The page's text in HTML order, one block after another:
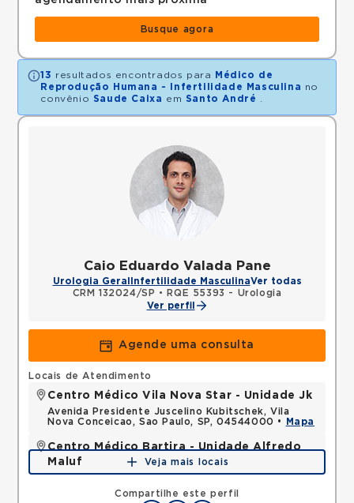
Busque agora
13 resultados encontrados para
Médico de
Reprodução Humana - Infertilidade Masculina no
convênio Saude Caixa em Santo André
Caio Eduardo Valada Pane
Urologia Geral Infertilidade MasculinaVer todas
CRM 132024/SP •
RQE 55393 - Urologia
Ver perfil
Agende uma consulta
Compartilhe este perfil
Locais de Atendimento
Centro Médico Vila Nova Star - Unidade Jk
Avenida Presidente Juscelino Kubitschek, Vila
Nova Conceicao, Sao Paulo, SP, 04544000 •
Mapa
Centro Médico Bartira - Unidade Alfredo
Maluf
Avenida Alfredo Maluf, Jardim Santo Antonio,
Santo Andre, SP, 09240410 •
Mapa
Veja mais locais